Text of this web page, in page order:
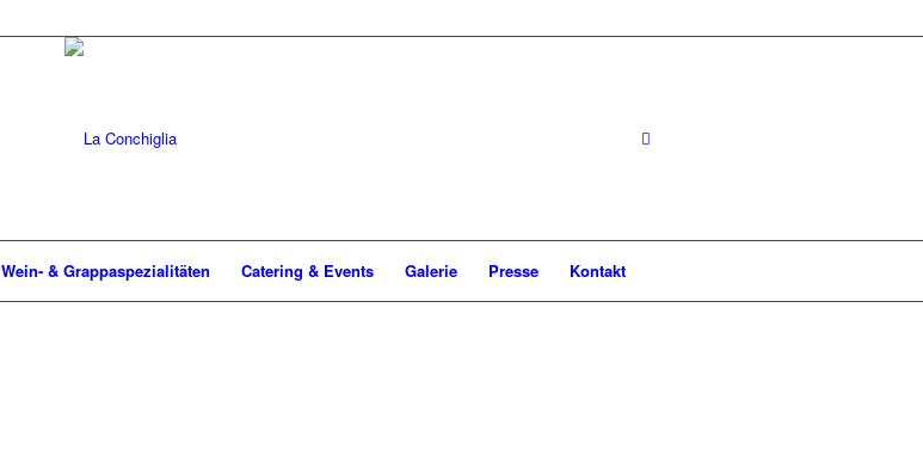
Wein- & Grappaspezialitäten Catering & Events Galerie Presse Kontakt